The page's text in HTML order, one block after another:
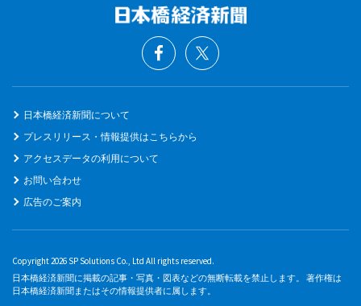
日本橋経済新聞について
プレスリリース・情報提供はこちらから
アクセスデータの利用について
お問い合わせ
広告のご案内
Copyright 2026 SP Solutions Co., Ltd All rights reserved.
日本橋経済新聞に掲載の記事・写真・図表などの無断転載を禁止します。 著作権は
日本橋経済新聞またはその情報提供者に属します。